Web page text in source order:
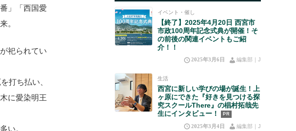
」「西国愛
。
祀られてい
打ち払い、
に愛染明王
い。
イベント・催し
【終了】2025年4月20日 西宮市
市政100周年記念式典が開催！そ
の前後の関連イベントもご紹
介！！
2025年3月6日 編集部｜J
生活
西宮に新しい学びの場が誕生！上
ヶ原にできた『好きを見つける探
究スクールThere』の椙村拓哉先
生にインタビュー！
PR
2025年3月4日 編集部｜J